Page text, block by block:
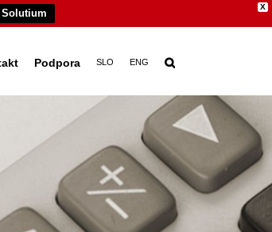
X
Podpora SLO ENG